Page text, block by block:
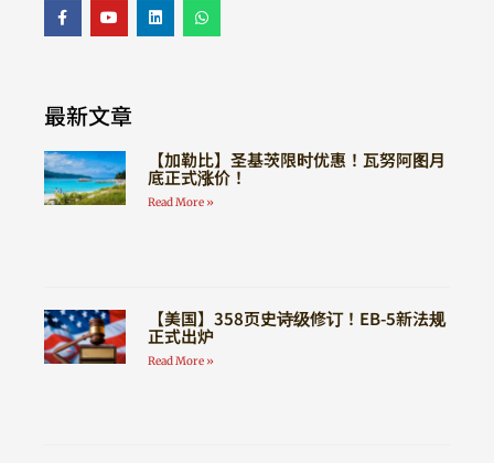
最新文章
【加勒比】圣基茨限时优惠！瓦努阿图月
底正式涨价！
Read More »
【美国】358页史诗级修订！EB-5新法规
正式出炉
Read More »